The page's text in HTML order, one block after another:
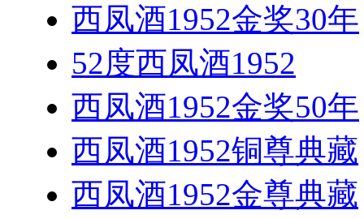
西凤酒1952金奖30年
52度西凤酒1952
西凤酒1952金奖50年
西凤酒1952铜尊典藏
西凤酒1952金尊典藏